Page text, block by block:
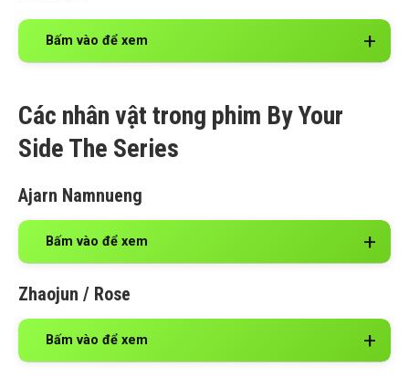
Bấm vào để xem
Các nhân vật trong phim By Your
Side The Series
Ajarn Namnueng
Bấm vào để xem
Zhaojun / Rose
Bấm vào để xem